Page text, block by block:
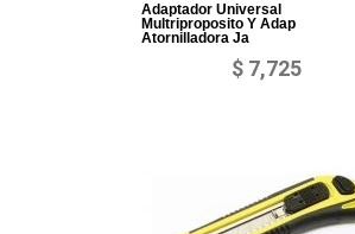
Adaptador Universal
Multriproposito Y Adap
Atornilladora Ja
$ 7,725